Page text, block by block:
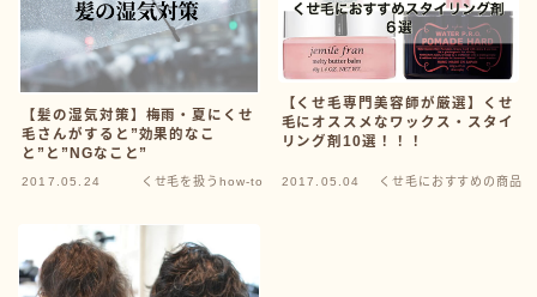
【髪の湿気対策】梅雨・夏にくせ
毛さんがすると”効果的なこ
と”と”NGなこと”
2017.05.24 くせ毛を扱うhow-to
【くせ毛専門美容師が厳選】くせ
毛にオススメなワックス・スタイ
リング剤10選！！！
2017.05.04 くせ毛におすすめの商品